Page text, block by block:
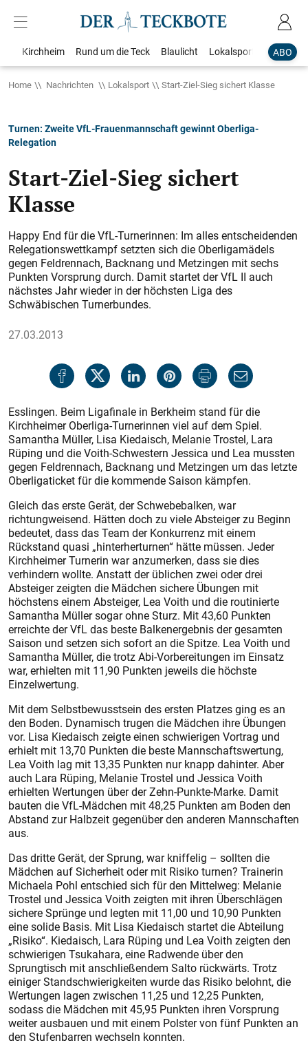
ABO
Kirchheim Rund um die Teck Blaulicht Lokalsport
Home Nachrichten Lokalsport Start-Ziel-Sieg sichert Klasse
Turnen: Zweite VfL-Frauenmannschaft gewinnt Oberliga-
Relegation
Start-Ziel-Sieg sichert
Klasse
Happy End für die VfL-Turnerinnen: Im alles entscheidenden
Relegationswettkampf setzten sich die Oberligamädels
gegen Feldrennach, Backnang und Metzingen mit sechs
Punkten Vorsprung durch. Damit startet der VfL II auch
nächstes Jahr wieder in der höchsten Liga des
Schwäbischen Turnerbundes.
27.03.2013
Esslingen. Beim Ligafinale in Berkheim stand für die
Kirchheimer Oberliga-Turnerinnen viel auf dem Spiel.
Samantha Müller, Lisa Kie­daisch, Melanie Trostel, Lara
Rüping und die Voith-Schwestern Jessica und Lea mussten
gegen Feldrennach, Backnang und Metzingen um das letzte
Oberligaticket für die kommende Saison kämpfen.
Gleich das erste Gerät, der Schwebebalken, war
richtungweisend. Hätten doch zu viele Absteiger zu Beginn
bedeutet, dass das Team der Konkurrenz mit einem
Rückstand quasi „hinterherturnen“ hätte müssen. Jeder
Kirchheimer Turnerin war anzumerken, dass sie dies
verhindern wollte. Anstatt der üblichen zwei oder drei
Absteiger zeigten die Mädchen sichere Übungen mit
höchstens einem Absteiger, Lea Voith und die routinierte
Samantha Müller sogar ohne Sturz. Mit 43,60 Punkten
erreichte der VfL das beste Balkenergebnis der gesamten
Saison und setzen sich sofort an die Spitze. Lea Voith und
Samantha Müller, die trotz Abi­-Vorbereitungen im Einsatz
war, erhielten mit 11,90 Punkten jeweils die höchste
Einzelwertung.
Mit dem Selbstbewusstsein des ersten Platzes ging es an
den Boden. Dynamisch trugen die Mädchen ihre Übungen
vor. Lisa Kiedaisch zeigte einen schwierigen Vortrag und
erhielt mit 13,70 Punkten die beste Mannschaftswertung,
Lea Voith lag mit 13,35 Punkten nur knapp dahinter. Aber
auch Lara Rüping, Melanie Trostel und Jessica Voith
erhielten Wertungen über der Zehn-Punkte-Marke. Damit
bauten die VfL-Mädchen mit 48,25 Punkten am Boden den
Abstand zur Halbzeit gegenüber den anderen Mannschaften
aus.
Das dritte Gerät, der Sprung, war kniffelig – sollten die
Mädchen auf Sicherheit oder mit Risiko turnen? Trainerin
Michaela Pohl entschied sich für den Mittelweg: Melanie
Trostel und Jessica Voith zeigten mit ihren Überschlägen
sichere Sprünge und legten mit 11,00 und 10,90 Punkten
eine solide Basis. Mit Lisa Kiedaisch startet die Abteilung
„Risiko“. Kiedaisch, Lara Rüping und Lea Voith zeigten den
schwierigen Tsukahara, eine Radwende über den
Sprungtisch mit anschließendem Salto rückwärts. Trotz
einiger Standschwierigkeiten wurde das Risiko belohnt, die
Wertungen lagen zwischen 11,25 und 12,25 Punkten,
sodass die Mädchen mit 45,95 Punkten ihren Vorsprung
weiter ausbauen und mit einem Polster von fünf Punkten an
den Stufenbarren wechseln konnten.